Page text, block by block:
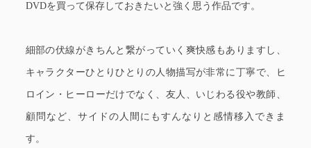
DVDを買って保存しておきたいと強く思う作品です。
細部の伏線がきちんと繋がっていく爽快感もありますし、
キャラクターひとりひとりの人物描写が非常に丁寧で、ヒ
ロイン・ヒーローだけでなく、友人、いじわる役や教師、
顧問など、サイドの人間にもすんなりと感情移入できま
す。